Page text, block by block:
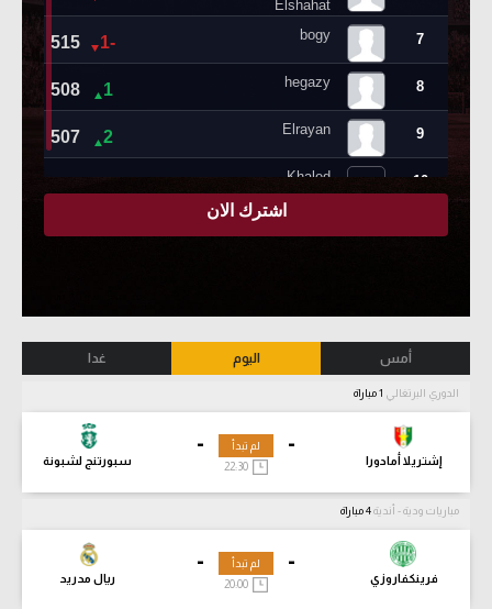
أمس اليوم غدا
الدوري البرتغالي
-
إشتريلا أمادورا
-
سبورتنج لشبونة
لم تبدأ
مباريات ودية - أندية
-
فرينكفاروزي
-
ريال مدريد
لم تبدأ